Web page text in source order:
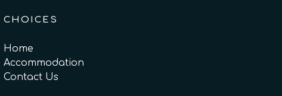
CHOICES
Home
Accommodation
Contact Us